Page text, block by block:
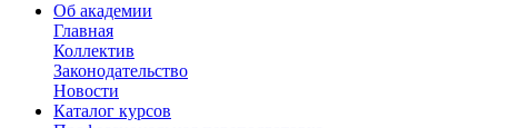
Об академии
Главная
Коллектив
Законодательство
Новости
Каталог курсов